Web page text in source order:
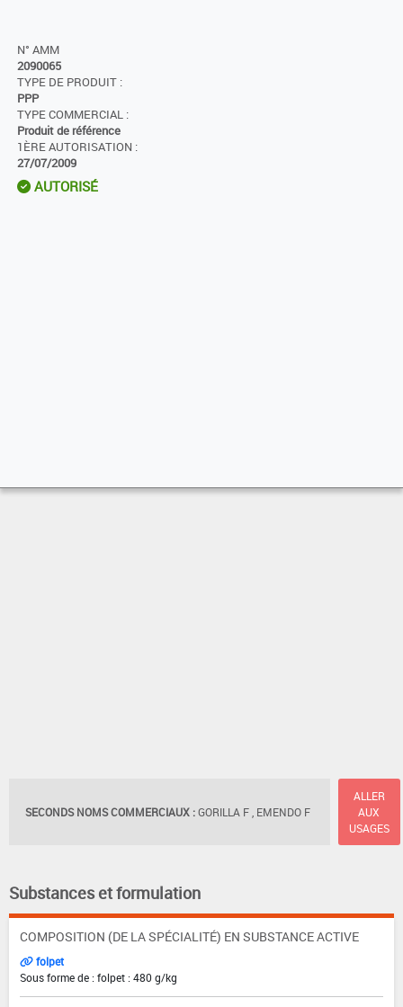
N° AMM
2090065
TYPE DE PRODUIT :
PPP
TYPE COMMERCIAL :
Produit de référence
1ÈRE AUTORISATION :
27/07/2009
AUTORISÉ
SECONDS NOMS COMMERCIAUX :GORILLA F , EMENDO F
ALLER
AUX
USAGES
Substances et formulation
COMPOSITION (DE LA SPÉCIALITÉ) EN SUBSTANCE ACTIVE
folpet
Sous forme de : folpet : 480 g/kg